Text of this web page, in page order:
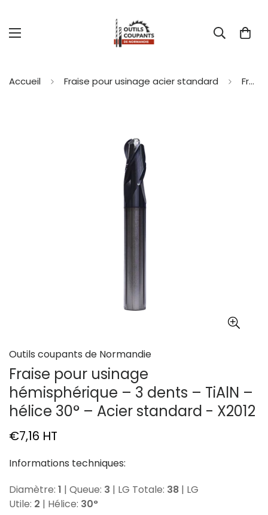
Accueil Fraise pour usinage acier standard Fraise pour usinage hémisphérique – 3 dents – TiAlN – hélice 30° – Acier standard - X2012
Outils coupants de Normandie
Fraise pour usinage
hémisphérique – 3 dents – TiAlN –
hélice 30° – Acier standard - X2012
Prix
habituel
€7,16 HT
Informations techniques:
Diamètre: 1 | Queue: 3 | LG Totale: 38 | LG
Utile: 2 | Hélice: 30°